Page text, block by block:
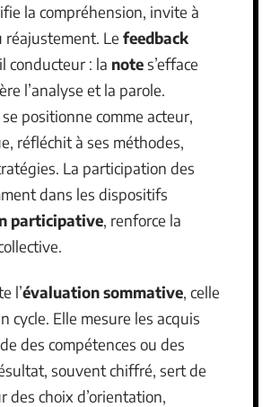
la compréhension, invite à
réajustement. Le feedback
conducteur : la notes’efface
l’analyse et la parole.
positionne comme acteur,
réfléchit à ses méthodes,
La participation des
dans les dispositifs
participative, renforce la
l’évaluation sommative, celle
cycle. Elle mesure les acquis
des compétences ou des
souvent chiffré, sert de
des choix d’orientation,